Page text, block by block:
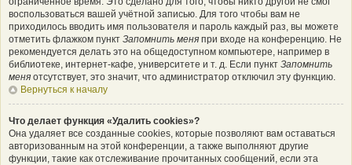
воспользоваться вашей учётной записью. Для того чтобы вам не
приходилось вводить имя пользователя и пароль каждый раз, вы можете
отметить флажком пункт Запомнить меня при входе на конференцию. Не
рекомендуется делать это на общедоступном компьютере, например в
библиотеке, интернет-кафе, университете и т. д. Если пункт Запомнить
меня отсутствует, это значит, что администратор отключил эту функцию.
Вернуться к началу
Что делает функция «Удалить cookies»?
Она удаляет все созданные cookies, которые позволяют вам оставаться
авторизованным на этой конференции, а также выполняют другие
функции, такие как отслеживание прочитанных сообщений, если эта